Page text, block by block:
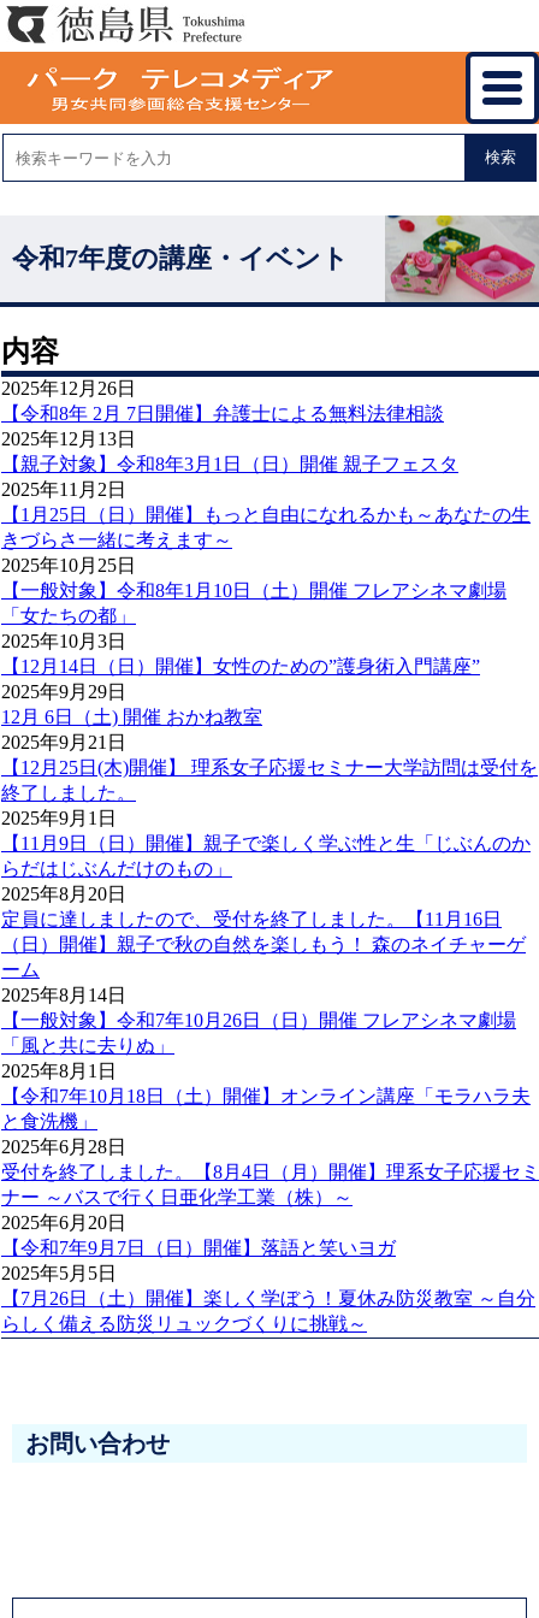
検索
令和7年度の講座・イベント
内容
2025年12月26日
【令和8年 2月 7日開催】弁護士による無料法律相談
2025年12月13日
【親子対象】令和8年3月1日（日）開催 親子フェスタ
2025年11月2日
【1月25日（日）開催】もっと自由になれるかも～あなたの生
きづらさ一緒に考えます～
2025年10月25日
【一般対象】令和8年1月10日（土）開催 フレアシネマ劇場
「女たちの都」
2025年10月3日
【12月14日（日）開催】女性のための”護身術入門講座”
2025年9月29日
12月 6日（土) 開催 おかね教室
2025年9月21日
【12月25日(木)開催】 理系女子応援セミナー大学訪問は受付を
終了しました。
2025年9月1日
【11月9日（日）開催】親子で楽しく学ぶ性と生「じぶんのか
らだはじぶんだけのもの」
2025年8月20日
定員に達しましたので、受付を終了しました。【11月16日
（日）開催】親子で秋の自然を楽しもう！ 森のネイチャーゲ
ーム
2025年8月14日
【一般対象】令和7年10月26日（日）開催 フレアシネマ劇場
「風と共に去りぬ」
2025年8月1日
【令和7年10月18日（土）開催】オンライン講座「モラハラ夫
と食洗機」
2025年6月28日
受付を終了しました。【8月4日（月）開催】理系女子応援セミ
ナー ～バスで行く日亜化学工業（株）～
2025年6月20日
【令和7年9月7日（日）開催】落語と笑いヨガ
2025年5月5日
【7月26日（土）開催】楽しく学ぼう！夏休み防災教室 ～自分
らしく備える防災リュックづくりに挑戦～
お問い合わせ